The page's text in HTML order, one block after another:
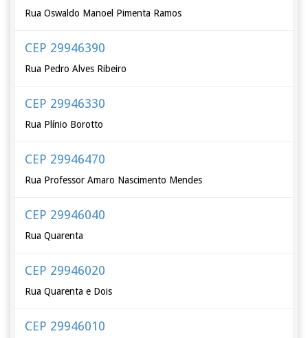
Rua Oswaldo Manoel Pimenta Ramos
CEP 29946390
Rua Pedro Alves Ribeiro
CEP 29946330
Rua Plínio Borotto
CEP 29946470
Rua Professor Amaro Nascimento Mendes
CEP 29946040
Rua Quarenta
CEP 29946020
Rua Quarenta e Dois
CEP 29946010